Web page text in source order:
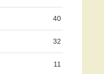
40
32
11